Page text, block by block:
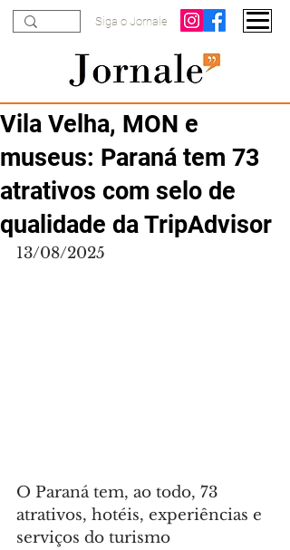
Siga o Jornale
Vila Velha, MON e
museus: Paraná tem 73
atrativos com selo de
qualidade da TripAdvisor
13/08/2025
O Paraná tem, ao todo, 73
atrativos, hotéis, experiências e
serviços do turismo